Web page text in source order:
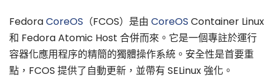
FedoraCoreOS （FCOS）是由 CoreOS Container Linux
和 Fedora Atomic Host 合併而來。它是一個專註於運行
容器化應用程序的精簡的獨體操作系統。安全性是首要重
點，FCOS 提供了自動更新，並帶有 SELinux 強化。